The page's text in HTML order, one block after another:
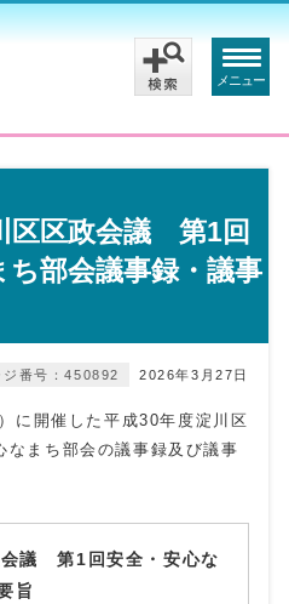
メニュー
区区政会議 第1回
ち部会議事録・議事
2026年3月27日
ジ番号：450892
に開催した平成30年度淀川区
まち部会の議事録及び議事
議 第1回安全・安心な
旨